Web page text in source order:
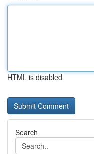
HTML is disabled
Search